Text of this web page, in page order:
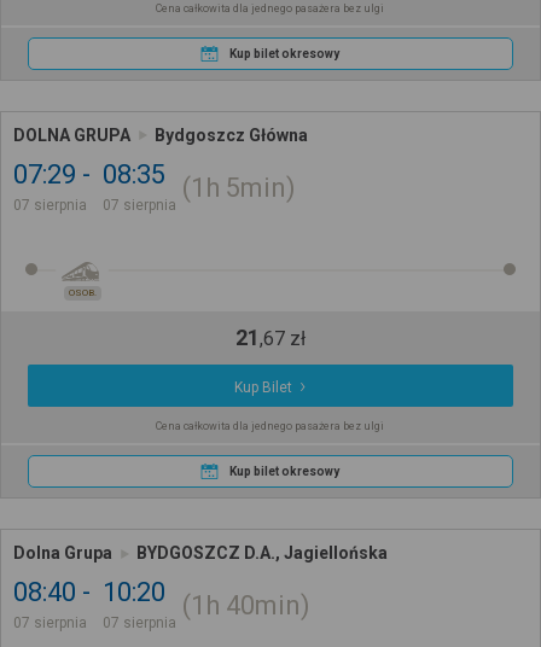
Cena całkowita dla jednego pasażera bez ulgi
Kup bilet okresowy
DOLNA GRUPA Bydgoszcz Główna
07:29
07 sierpnia
08:35
07 sierpnia
1h 5min
OSOB.
21,67 zł
Kup Bilet
Cena całkowita dla jednego pasażera bez ulgi
Kup bilet okresowy
Dolna Grupa BYDGOSZCZ D.A., Jagiellońska
08:40
07 sierpnia
10:20
07 sierpnia
1h 40min